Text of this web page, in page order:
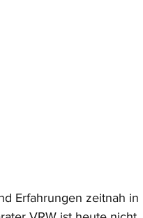
Erfahrungen zeitnah in